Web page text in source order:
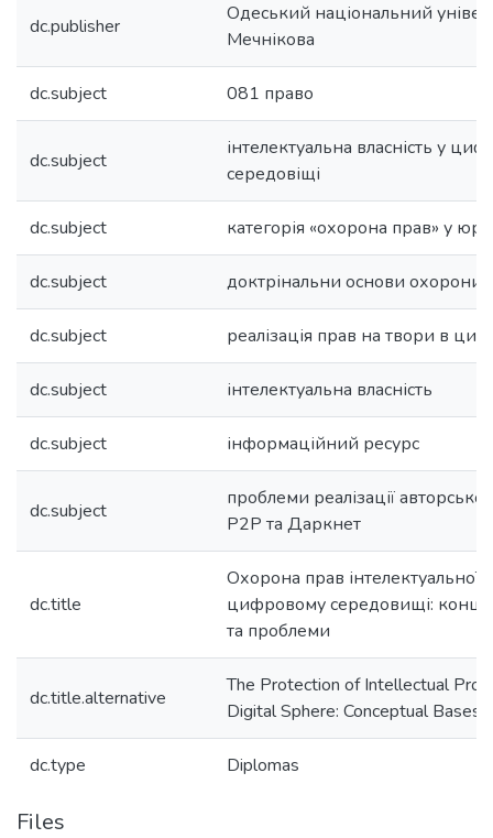
dc.publisher
Одеський національний
Мечнікова
dc.subject 081 право
dc.subject
інтелектуальна власність у
середовіщі
dc.subject категорія «охорона прав» у
dc.subject доктрінальни основи охорони
dc.subject реалізація прав на твори в
dc.subject інтелектуальна власність
dc.subject інформаційний ресурс
dc.subject
проблеми реалізації
P2P та Даркнет
dc.title
Охорона прав інтелектуальної
цифровому середовищі:
та проблеми
dc.title.alternative
The Protection of Intellectual
Digital Sphere: Conceptual Bases
dc.type Diplomas
Files